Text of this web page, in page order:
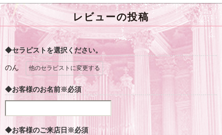
レビューの投稿
◆セラピストを選択ください。
のん 他のセラピストに変更する
◆お客様のお名前※必須
◆お客様のご来店日 ※必須